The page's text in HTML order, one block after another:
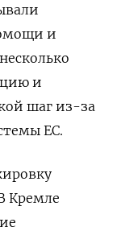
и
и
шаг из-за
ЕС.
Кремле